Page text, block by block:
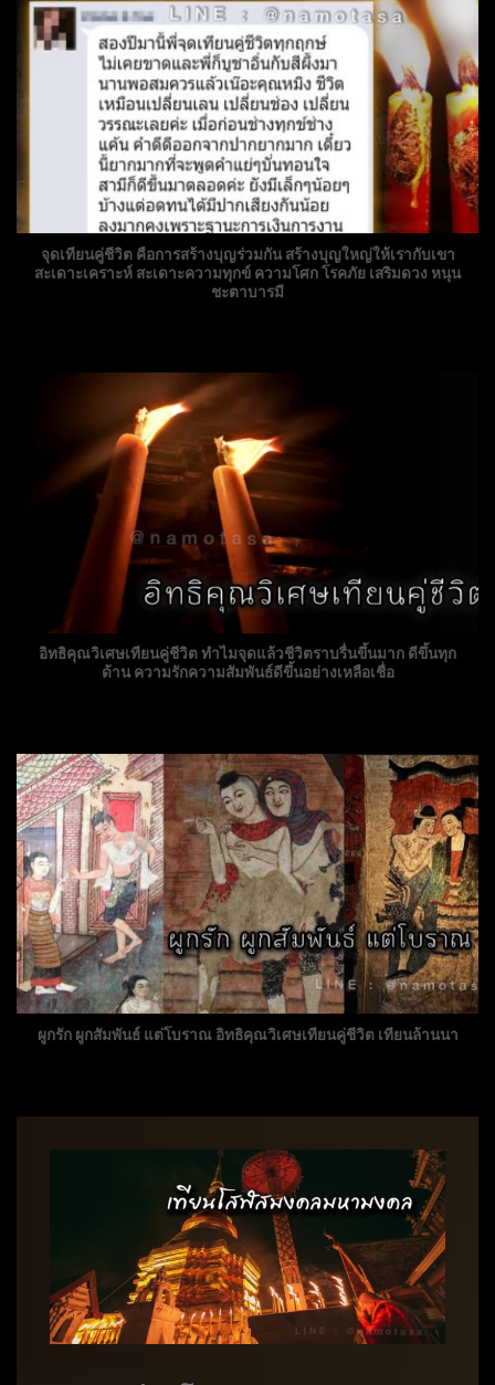
จุดเทียนคู่ชีวิต คือการสร้างบุญร่วมกัน สร้างบุญใหญ่ให้เรากับเขา
สะเดาะเคราะห์ สะเดาะความทุกข์ ความโศก โรคภัย เสริมดวง หนุน
ชะตาบารมี
อิทธิคุณวิเศษเทียนคู่ชีวิต ทำไมจุดแล้วชีวิตราบรื่นขึ้นมาก ดีขึ้นทุก
ด้าน ความรักความสัมพันธ์ดีขึ้นอย่างเหลือเชื่อ
ผูกรัก ผูกสัมพันธ์ แต่โบราณ อิทธิคุณวิเศษเทียนคู่ชีวิต เทียนล้านนา